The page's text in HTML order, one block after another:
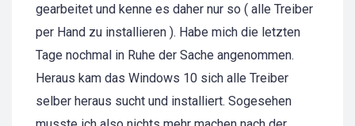
gearbeitet und kenne es daher nur so ( alle Treiber
per Hand zu installieren ). Habe mich die letzten
Tage nochmal in Ruhe der Sache angenommen.
Heraus kam das Windows 10 sich alle Treiber
selber heraus sucht und installiert. Sogesehen